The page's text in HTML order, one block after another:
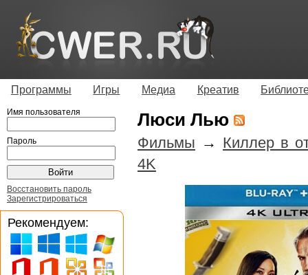
Программы Игры Медиа Креатив
Люси Лью
Фильмы → Киллер в
4K
Имя пользователя
Пароль
Восстановить пароль
Зарегистрироваться
Рекомендуем: